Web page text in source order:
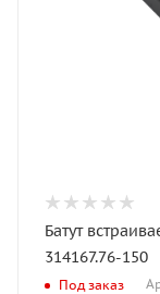
Батут
314167.76-150
Под заказ